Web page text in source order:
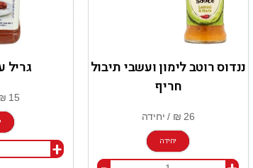
ננדוס רוטב לימון ועשבי תיבול
חריף
יחידה
גריל
+